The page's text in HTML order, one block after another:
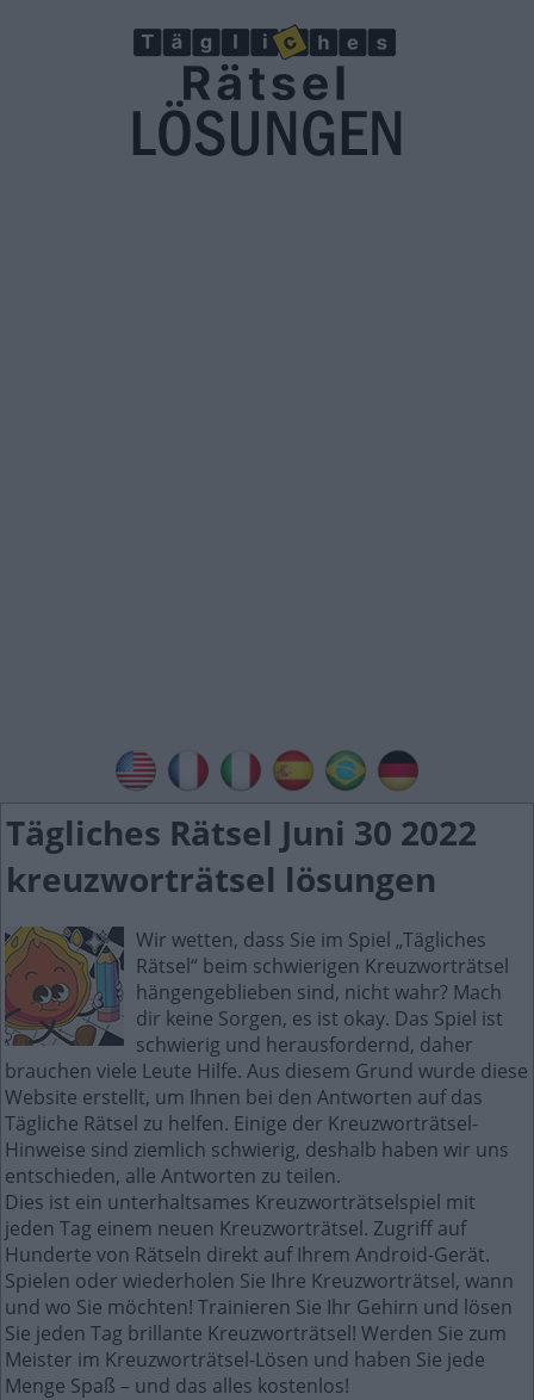
Tägliches Rätsel Juni 30 2022
kreuzworträtsel lösungen
Wir wetten, dass Sie im Spiel „Tägliches
Rätsel“ beim schwierigen Kreuzworträtsel
hängengeblieben sind, nicht wahr? Mach
dir keine Sorgen, es ist okay. Das Spiel ist
schwierig und herausfordernd, daher
brauchen viele Leute Hilfe. Aus diesem Grund wurde diese
Website erstellt, um Ihnen bei den Antworten auf das
Tägliche Rätsel zu helfen. Einige der Kreuzworträtsel-
Hinweise sind ziemlich schwierig, deshalb haben wir uns
entschieden, alle Antworten zu teilen.
Dies ist ein unterhaltsames Kreuzworträtselspiel mit
jeden Tag einem neuen Kreuzworträtsel. Zugriff auf
Hunderte von Rätseln direkt auf Ihrem Android-Gerät.
Spielen oder wiederholen Sie Ihre Kreuzworträtsel, wann
und wo Sie möchten! Trainieren Sie Ihr Gehirn und lösen
Sie jeden Tag brillante Kreuzworträtsel! Werden Sie zum
Meister im Kreuzworträtsel-Lösen und haben Sie jede
Menge Spaß – und das alles kostenlos!